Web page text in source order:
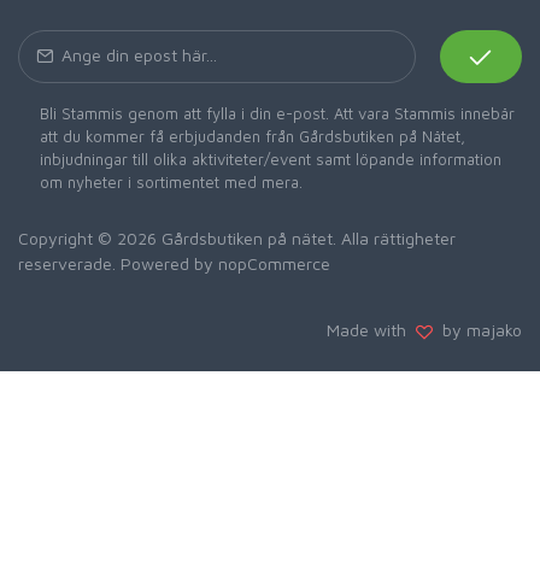
Bli Stammis genom att fylla i din e-post. Att vara Stammis innebär
att du kommer få erbjudanden från Gårdsbutiken på Nätet,
inbjudningar till olika aktiviteter/event samt löpande information
om nyheter i sortimentet med mera.
Copyright © 2026 Gårdsbutiken på nätet. Alla rättigheter
reserverade. Powered by nopCommerce
Made with by majako